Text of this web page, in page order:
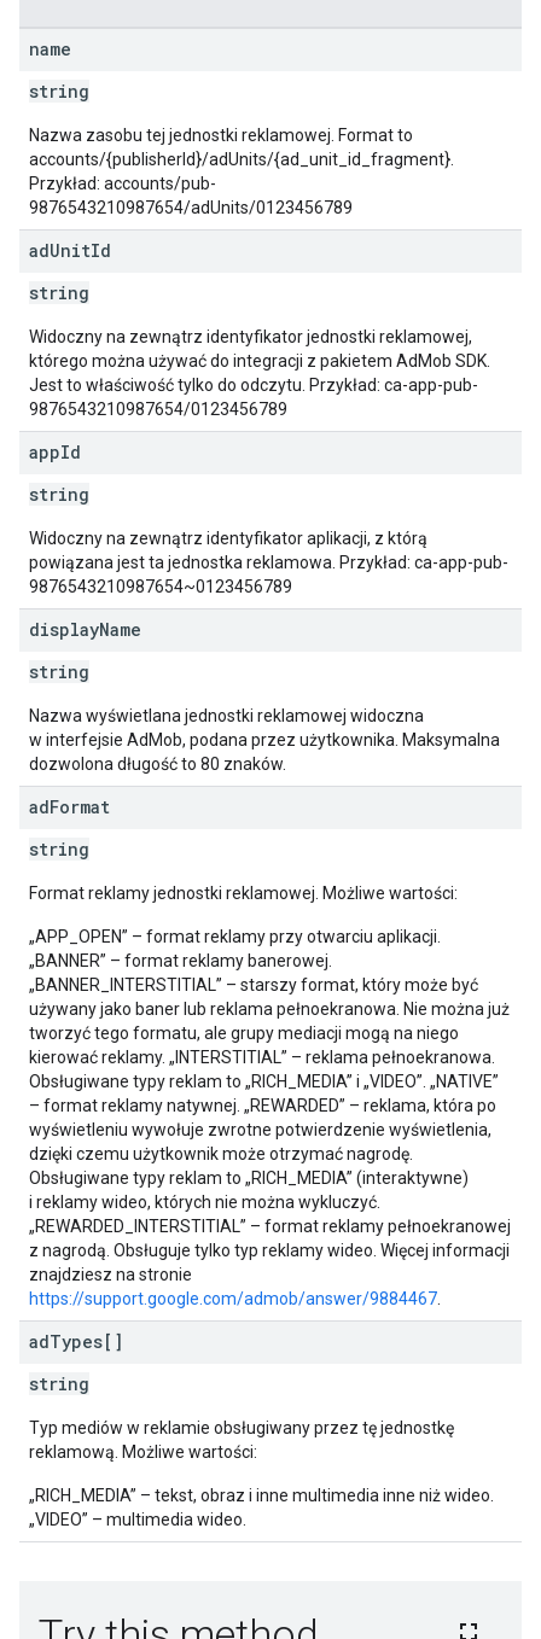
name
string
Nazwa zasobu tej jednostki reklamowej. Format to
accounts/{publisherId}/adUnits/{ad_unit_id_fragment}.
Przykład: accounts/pub-
9876543210987654/adUnits/0123456789
adUnitId
string
Widoczny na zewnątrz identyfikator jednostki reklamowej,
którego można używać do integracji z pakietem AdMob SDK.
Jest to właściwość tylko do odczytu. Przykład: ca-app-pub-
9876543210987654/0123456789
appId
string
Widoczny na zewnątrz identyfikator aplikacji, z którą
powiązana jest ta jednostka reklamowa. Przykład: ca-app-pub-
9876543210987654~0123456789
displayName
string
Nazwa wyświetlana jednostki reklamowej widoczna
w interfejsie AdMob, podana przez użytkownika. Maksymalna
dozwolona długość to 80 znaków.
adFormat
string
Format reklamy jednostki reklamowej. Możliwe wartości:
„APP_OPEN” – format reklamy przy otwarciu aplikacji.
„BANNER” – format reklamy banerowej.
„BANNER_INTERSTITIAL” – starszy format, który może być
używany jako baner lub reklama pełnoekranowa. Nie można już
tworzyć tego formatu, ale grupy mediacji mogą na niego
kierować reklamy. „INTERSTITIAL” – reklama pełnoekranowa.
Obsługiwane typy reklam to „RICH_MEDIA” i „VIDEO”. „NATIVE”
– format reklamy natywnej. „REWARDED” – reklama, która po
wyświetleniu wywołuje zwrotne potwierdzenie wyświetlenia,
dzięki czemu użytkownik może otrzymać nagrodę.
Obsługiwane typy reklam to „RICH_MEDIA” (interaktywne)
i reklamy wideo, których nie można wykluczyć.
„REWARDED_INTERSTITIAL” – format reklamy pełnoekranowej
z nagrodą. Obsługuje tylko typ reklamy wideo. Więcej informacji
znajdziesz na stronie
https://support.google.com/admob/answer/9884467
adTypes[]
string
Typ mediów w reklamie obsługiwany przez tę jednostkę
reklamową. Możliwe wartości:
„RICH_MEDIA” – tekst, obraz i inne multimedia inne niż wideo.
„VIDEO” – multimedia wideo.